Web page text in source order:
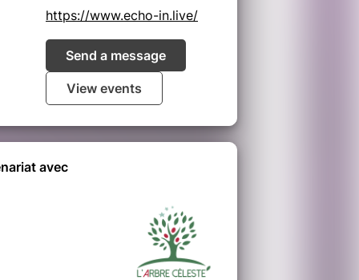
https://www.echo-in.live/
Send a message
View events
avec